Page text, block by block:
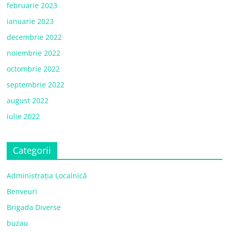
februarie 2023
ianuarie 2023
decembrie 2022
noiembrie 2022
octombrie 2022
septembrie 2022
august 2022
iulie 2022
Categorii
Administrația Localnică
Benveuri
Brigada Diverse
buzau